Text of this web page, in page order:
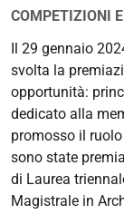
COMPETIZIONI
https://
tesi-
di-
laurea-
201cunife-
inclusiva-
pari-
opportunita-
Il 29 gennaio
svolta la
opportunità:
dedicato alla
promosso il
sono state
di Laurea
Magistrale in